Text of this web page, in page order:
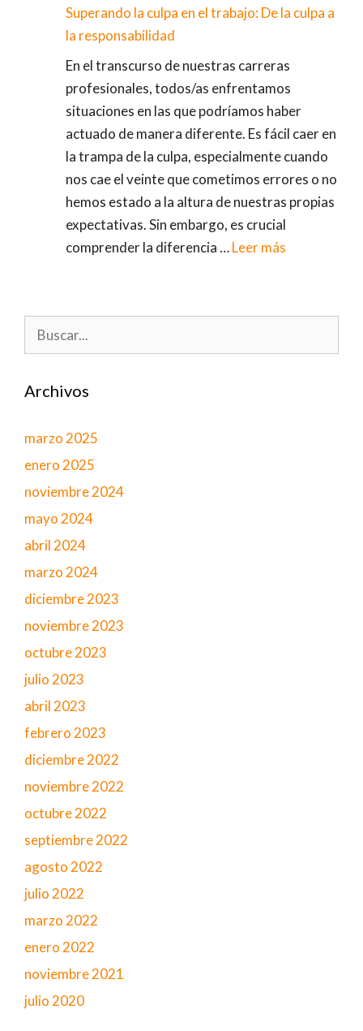
Superando la culpa en el trabajo: De la culpa a
la responsabilidad
En el transcurso de nuestras carreras
profesionales, todos/as enfrentamos
situaciones en las que podríamos haber
actuado de manera diferente. Es fácil caer en
la trampa de la culpa, especialmente cuando
nos cae el veinte que cometimos errores o no
hemos estado a la altura de nuestras propias
expectativas. Sin embargo, es crucial
comprender la diferencia …Leer más
Buscar:
Archivos
marzo 2025
enero 2025
noviembre 2024
mayo 2024
abril 2024
marzo 2024
diciembre 2023
noviembre 2023
octubre 2023
julio 2023
abril 2023
febrero 2023
diciembre 2022
noviembre 2022
octubre 2022
septiembre 2022
agosto 2022
julio 2022
marzo 2022
enero 2022
noviembre 2021
julio 2020